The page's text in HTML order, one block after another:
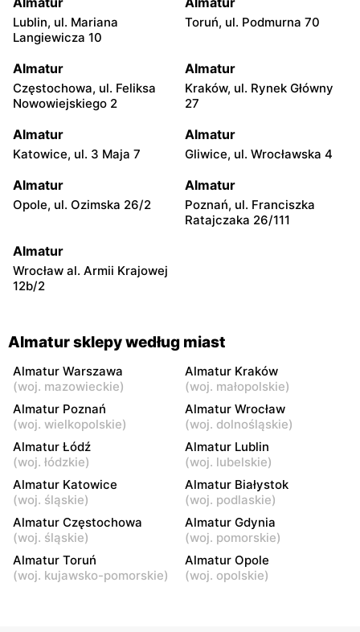
Lublin, ul. Mariana
Langiewicza 10
Toruń, ul. Podmurna 70
Almatur
Częstochowa, ul. Feliksa
Nowowiejskiego 2
Almatur
Kraków, ul. Rynek Główny
27
Almatur
Katowice, ul. 3 Maja 7
Almatur
Gliwice, ul. Wrocławska 4
Almatur
Opole, ul. Ozimska 26/2
Almatur
Poznań, ul. Franciszka
Ratajczaka 26/111
Almatur
Wrocław al. Armii Krajowej
12b/2
Almatur sklepy według miast
Almatur Warszawa
(woj. mazowieckie)
Almatur Kraków
(woj. małopolskie)
Almatur Poznań
(woj. wielkopolskie)
Almatur Wrocław
(woj. dolnośląskie)
Almatur Łódź
(woj. łódzkie)
Almatur Lublin
(woj. lubelskie)
Almatur Katowice
(woj. śląskie)
Almatur Białystok
(woj. podlaskie)
Almatur Częstochowa
(woj. śląskie)
Almatur Gdynia
(woj. pomorskie)
Almatur Toruń
(woj. kujawsko-pomorskie)
Almatur Opole
(woj. opolskie)